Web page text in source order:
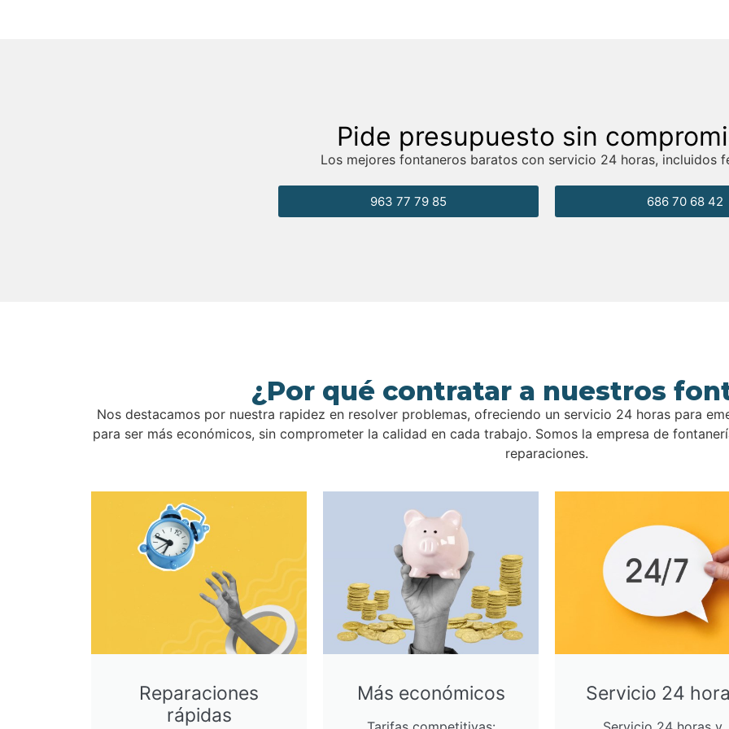
Pide presupuesto sin
Los mejores fontaneros baratos con servicio 24 horas, incluidos
686 70 68 42
963 77 79 85
¿Por qué contratar a nuestros
Nos destacamos por nuestra rapidez en resolver problemas, ofreciendo un servicio 24 horas para
para ser más económicos, sin comprometer la calidad en cada trabajo. Somos la empresa de
reparaciones.
Reparaciones
rápidas
Más económicos Servicio 24